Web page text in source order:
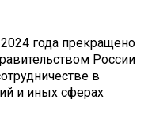
года прекращено
России
в
и иных сферах